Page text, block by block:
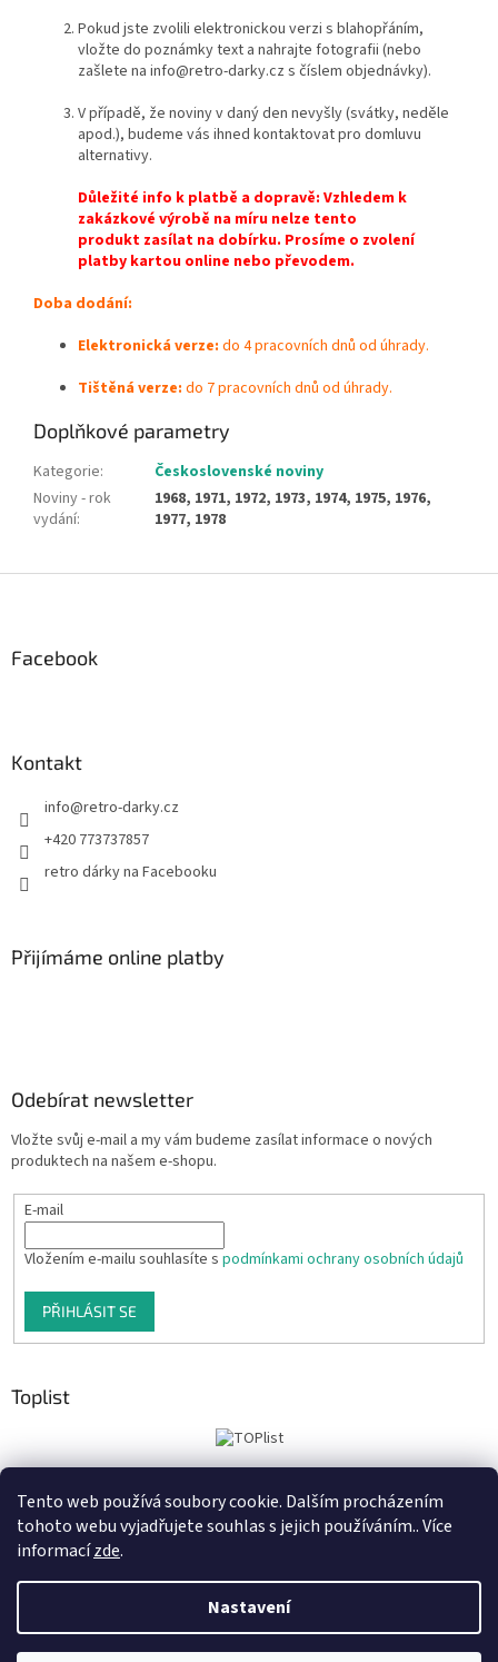
Tento web používá soubory cookie. Dalším procházením
tohoto webu vyjadřujete souhlas s jejich používáním.. Více
informacízde.
Nastavení
Pokud jste zvolili elektronickou verzi s blahopřáním,
vložte do poznámky text a nahrajte fotografii (nebo
zašlete na info@retro-darky.cz s číslem objednávky).
V případě, že noviny v daný den nevyšly (svátky, neděle
apod.), budeme vás ihned kontaktovat pro domluvu
alternativy.
Důležité info k platbě a dopravě: Vzhledem k
zakázkové výrobě na míru nelze tento
produkt zasílat na dobírku. Prosíme o zvolení
platby kartou online nebo převodem.
Doba dodání:
Elektronická verze: do 4 pracovních dnů od úhrady.
Tištěná verze: do 7 pracovních dnů od úhrady.
Doplňkové parametry
Kategorie:
Československé noviny
Noviny - rok
vydání:
1968, 1971, 1972, 1973, 1974, 1975, 1976,
1977, 1978
Facebook
Kontakt
info@retro-darky.cz
+420 773737857
retro dárky na Facebooku
Přijímáme online platby
Odebírat newsletter
Vložte svůj e-mail a my vám budeme zasílat informace o nových
produktech na našem e-shopu.
E-mail
Vložením e-mailu souhlasíte s podmínkami ochrany osobních údajů
PŘIHLÁSIT SE
Toplist
Tiskoteka.cz Krowki.cz Cedule-Cedulky.cz
Vytvořil Shoptet